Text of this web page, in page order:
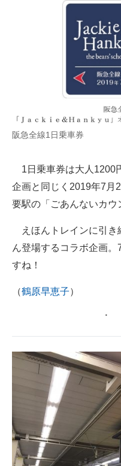
阪急全線1日乗車券
1日乗車券は大人1200
企画と同じく2019年7月
要駅の「ごあんないカウ
えほんトレインに引き
ん登場するコラボ企画
すね！
（鶴原早恵子）